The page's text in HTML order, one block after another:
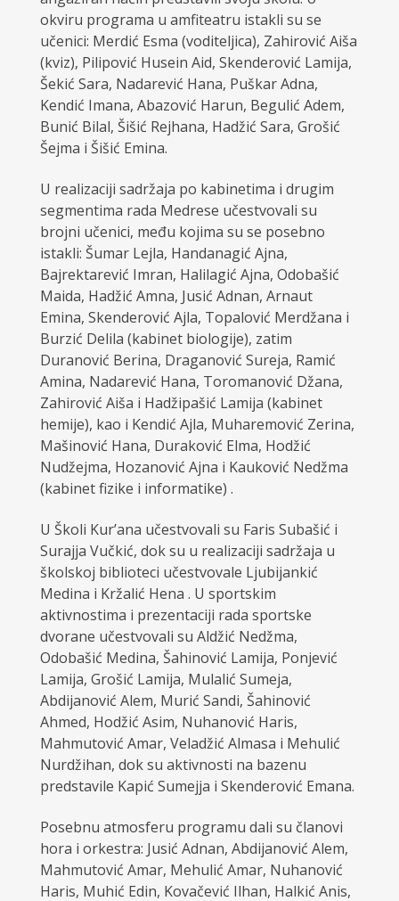
okviru programa u amfiteatru istakli su se
učenici: Merdić Esma (voditeljica), Zahirović Aiša
(kviz), Pilipović Husein Aid, Skenderović Lamija,
Šekić Sara, Nadarević Hana, Puškar Adna,
Kendić Imana, Abazović Harun, Begulić Adem,
Bunić Bilal, Šišić Rejhana, Hadžić Sara, Grošić
Šejma i Šišić Emina.
U realizaciji sadržaja po kabinetima i drugim
segmentima rada Medrese učestvovali su
brojni učenici, među kojima su se posebno
istakli: Šumar Lejla, Handanagić Ajna,
Bajrektarević Imran, Halilagić Ajna, Odobašić
Maida, Hadžić Amna, Jusić Adnan, Arnaut
Emina, Skenderović Ajla, Topalović Merdžana i
Burzić Delila (kabinet biologije), zatim
Duranović Berina, Draganović Sureja, Ramić
Amina, Nadarević Hana, Toromanović Džana,
Zahirović Aiša i Hadžipašić Lamija (kabinet
hemije), kao i Kendić Ajla, Muharemović Zerina,
Mašinović Hana, Duraković Elma, Hodžić
Nudžejma, Hozanović Ajna i Kauković Nedžma
(kabinet fizike i informatike) .
U Školi Kur’ana učestvovali su Faris Subašić i
Surajja Vučkić, dok su u realizaciji sadržaja u
školskoj biblioteci učestvovale Ljubijankić
Medina i Kržalić Hena . U sportskim
aktivnostima i prezentaciji rada sportske
dvorane učestvovali su Aldžić Nedžma,
Odobašić Medina, Šahinović Lamija, Ponjević
Lamija, Grošić Lamija, Mulalić Sumeja,
Abdijanović Alem, Murić Sandi, Šahinović
Ahmed, Hodžić Asim, Nuhanović Haris,
Mahmutović Amar, Veladžić Almasa i Mehulić
Nurdžihan, dok su aktivnosti na bazenu
predstavile Kapić Sumejja i Skenderović Emana.
Posebnu atmosferu programu dali su članovi
hora i orkestra: Jusić Adnan, Abdijanović Alem,
Mahmutović Amar, Mehulić Amar, Nuhanović
Haris, Muhić Edin, Kovačević Ilhan, Halkić Anis,